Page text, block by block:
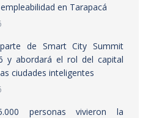
en Tarapacá
de Smart City Summit
y abordará el rol del capital
ciudades inteligentes
personas vivieron la